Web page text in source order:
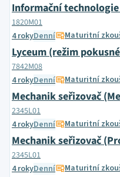
Informační
1820M01
4 rokyDenní Maturitní
Lyceum (režim
7842M08
4 rokyDenní Maturitní
Mechanik seřizovač
2345L01
4 rokyDenní Maturitní
Mechanik seřizovač
2345L01
4 rokyDenní Maturitní